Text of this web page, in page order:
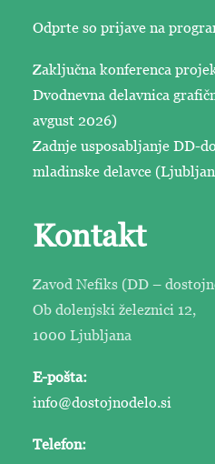
Odprte so prijave na
Zaključna konferenca
Dvodnevna delavnica
avgust 2026)
Zadnje usposabljanje DD-
mladinske delavce
Kontakt
Zavod Nefiks (DD –
Ob dolenjski železnici 12,
1000 Ljubljana
E-pošta:
info@dostojnodelo.si
Telefon: